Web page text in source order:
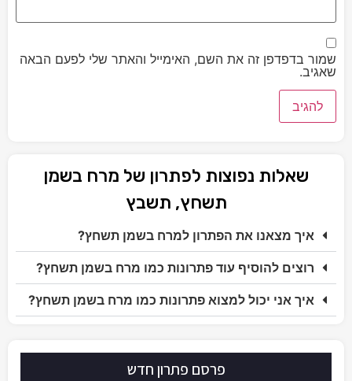
שמור בדפדפן זה את השם, האימייל והאתר שלי לפעם הבאה
שאגיב.
שאלות נפוצות לפתרון של מרח בשמן
תשחץ, תשבץ
איך מצאנו את הפתרון למרח בשמן תשחץ?
רוצים להוסיף עוד פתרונות כמו מרח בשמן תשחץ?
איך אני יכול למצוא פתרונות כמו מרח בשמן תשחץ?
פרסם פתרון חדש